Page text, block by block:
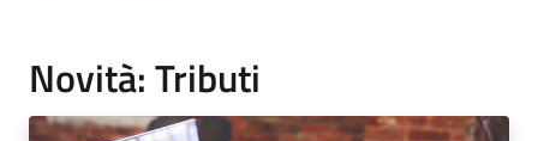
Novità: Tributi